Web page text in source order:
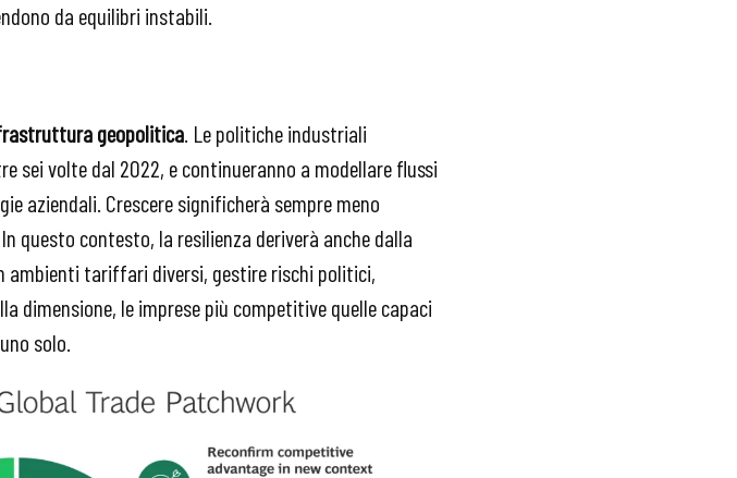
da equilibri instabili.
geopolitica . Le politiche industriali
sei volte dal 2022, e continueranno a modellare flussi
aziendali. Crescere significherà sempre meno
questo contesto, la resilienza deriverà anche dalla
ambienti tariffari diversi, gestire rischi politici,
le imprese più competitive quelle capaci
solo.